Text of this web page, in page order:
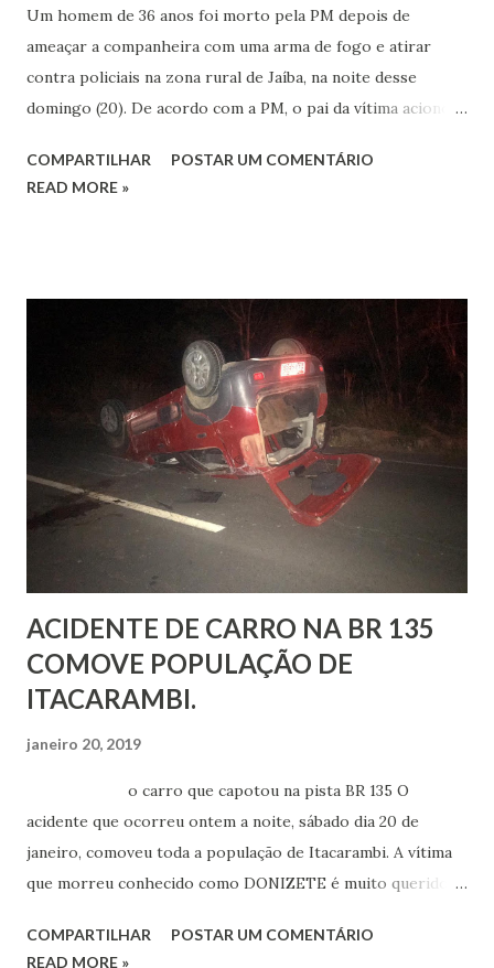
Um homem de 36 anos foi morto pela PM depois de
ameaçar a companheira com uma arma de fogo e atirar
contra policiais na zona rural de Jaíba, na noite desse
domingo (20). De acordo com a PM, o pai da vítima acionou
estaria efetuando disparos de arma de fogo na fazenda da
a mulher refém e atirando para amedrontá-la. Quando as
viaturas chegaram ao local, a mulher correu por um
matagal e conseguiu fugir. O homem começou a atirar
contra os policiais, que revidaram; ele foi atingido com um
tiro de fuzil no peito. A PM acredita que o autor não sabia
que a polícia estava no local e que atirou por achar que
parentes da mulher tentariam matá-lo. A própria PM
prestou socorro ao suspeito e o encaminhou ao hospital
COMPARTILHAR
POSTAR UM COMENTÁRIO
READ MORE »
ACIDENTE DE CARRO NA BR 135
COMOVE POPULAÇÃO DE
ITACARAMBI.
janeiro 20, 2019
o carro que capotou na pista BR 135 O
acidente que ocorreu ontem a noite, sábado dia 20 de
janeiro, comoveu toda a população de Itacarambi. A vítima
que morreu conhecido como DONIZETE é muito querido
pessoas foram para o hospital saber de perto o que
COMPARTILHAR
POSTAR UM COMENTÁRIO
READ MORE »